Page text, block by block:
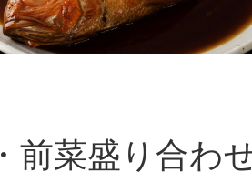
・前菜盛り合わ